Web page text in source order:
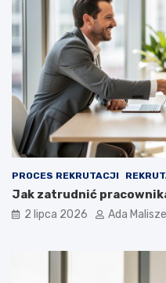
PROCES REKRUTACJI
Jak zatrudnić
2 lipca 2026 Ada